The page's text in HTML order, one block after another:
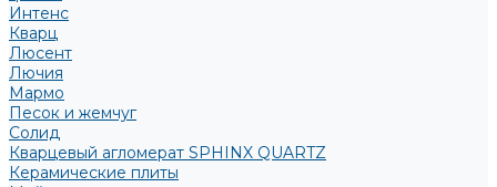
Интенс
Кварц
Люсент
Лючия
Мармо
Песок и жемчуг
Солид
Кварцевый агломерат SPHINX QUARTZ
Керамические плиты